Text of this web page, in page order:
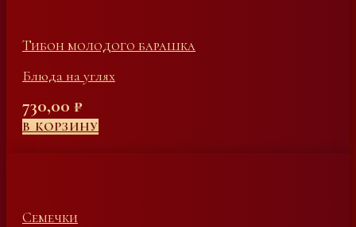
Тибон молодого барашка
Блюда на углях
730,00 ₽
В КОРЗИНУ
Семечки